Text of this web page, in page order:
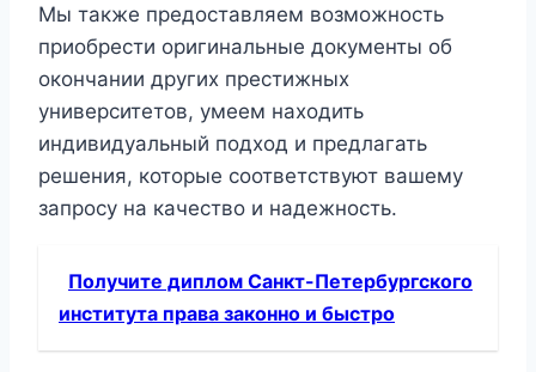
Мы также предоставляем возможность
приобрести оригинальные документы об
окончании других престижных
университетов, умеем находить
индивидуальный подход и предлагать
решения, которые соответствуют вашему
запросу на качество и надежность.
Получите диплом Санкт-Петербургского
института права законно и быстро